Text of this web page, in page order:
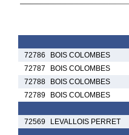
72786 BOIS COLOMBES
72787
BOIS COLOMBES
72788
BOIS COLOMBES
72789
BOIS COLOMBES
72569 LEVALLOIS PERRET